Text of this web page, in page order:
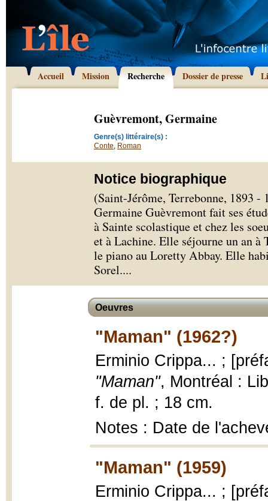
Accueil Mission Recherche Dossier de presse
Guèvremont, Germaine
Genre(s) littéraire(s) :
Conte, Roman
Notice biographique
(Saint-Jérôme, Terrebonne, 1893 -
Germaine Guèvremont fait ses
à Sainte scolastique et chez les
et à Lachine. Elle séjourne un an
le piano au Loretty Abbay. Elle
Sorel....
Oeuvres
"Maman" (1962?)
Erminio Crippa... ;
"Maman", Montréal :
f. de pl. ; 18 cm.
Notes : Date de
"Maman" (1959)
Erminio Crippa... ;